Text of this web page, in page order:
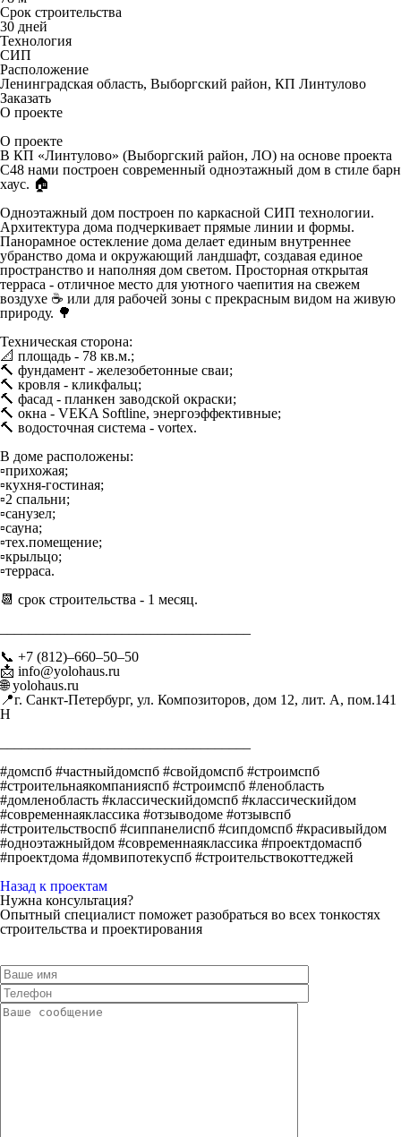
Срок строительства
30 дней
Технология
СИП
Расположение
Ленинградская область, Выборгский район, КП Линтулово
Заказать
О проекте
О проекте
В КП «Линтулово» (Выборгский район, ЛО) на основе проекта
С48 нами построен современный одноэтажный дом в стиле барн
хаус. 🏠
Одноэтажный дом построен по каркасной СИП технологии.
Архитектура дома подчеркивает прямые линии и формы.
Панорамное остекление дома делает единым внутреннее
убранство дома и окружающий ландшафт, создавая единое
пространство и наполняя дом светом. Просторная открытая
терраса - отличное место для уютного чаепития на свежем
воздухе ☕️ или для рабочей зоны с прекрасным видом на живую
природу. 🌳
Техническая сторона:
📐 площадь - 78 кв.м.;
🔨 фундамент - железобетонные сваи;
🔨 кровля - кликфальц;
🔨 фасад - планкен заводской окраски;
🔨 окна - VEKA Softline, энергоэффективные;
🔨 водосточная система - vortex.
В доме расположены:
▫️прихожая;
▫️кухня-гостиная;
▫️2 спальни;
▫️санузел;
▫️сауна;
▫️тех.помещение;
▫️крыльцо;
▫️терраса.
📆 срок строительства - 1 месяц.
📞 +7 (812)–660–50–50
📩 info@yolohaus.ru
🌐 yolohaus.ru
📍г. Санкт-Петербург, ул. Композиторов, дом 12, лит. А, пом.141
Н
#домспб #частныйдомспб #свойдомспб #строимспб
#строительнаякомпанияспб #строимспб #ленобласть
#домленобласть #классическийдомспб #классическийдом
#современнаяклассика #отзыводоме #отзывспб
#строительствоспб #сиппанелиспб #сипдомспб #красивыйдом
#одноэтажныйдом #современнаяклассика #проектдомаспб
#проектдома #домвипотекуспб #строительствокоттеджей
Назад к проектам
Нужна консультация?
Опытный специалист поможет разобраться во всех тонкостях
строительства и проектирования